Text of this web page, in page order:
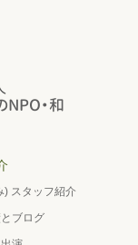
) スタッフ紹介
ブログ